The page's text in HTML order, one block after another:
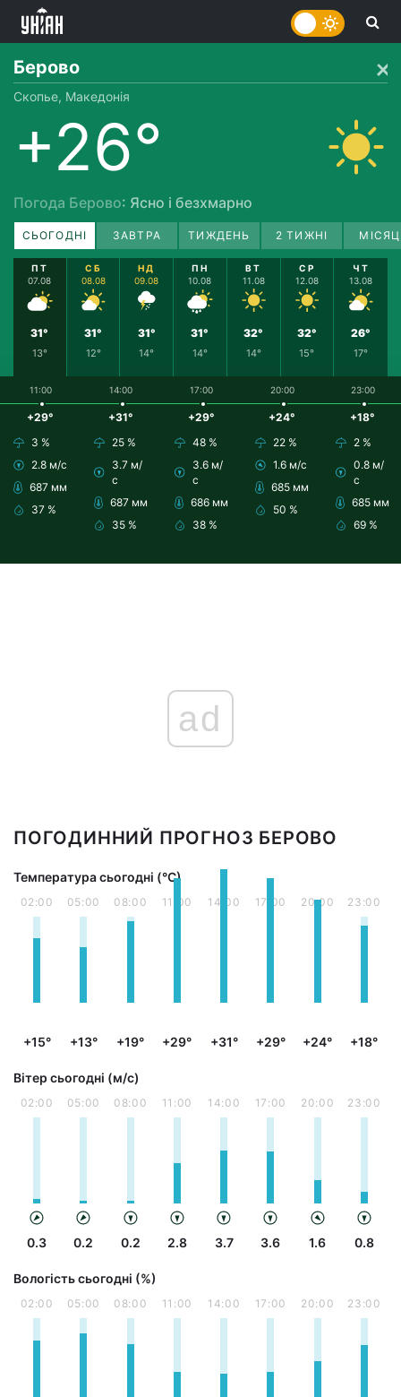
Берово
Скопье, Македонія
+26°
Погода Берово: Ясно і безхмарно
СЬОГОДНІ ЗАВТРА ТИЖДЕНЬ 2 ТИЖНІ
ПТ
07.08
31°
13°
СБ
08.08
31°
12°
НД
09.08
31°
14°
ПН
10.08
31°
14°
ВТ
11.08
32°
14°
СР
12.08
32°
15°
ЧТ
13.08
26°
17°
11:00
+29°
3 %
2.8 м/с
687 мм
37 %
14:00
+31°
25 %
3.7 м/
с
687 мм
35 %
17:00
+29°
48 %
3.6 м/
с
686 мм
38 %
20:00
+24°
22 %
1.6 м/с
685 мм
50 %
23:00
+18°
2 %
0.8 м/
с
685 мм
69 %
ad
ПОГОДИННИЙ ПРОГНОЗ БЕРОВО
Температура сьогодні (°С)
02:00
+15°
05:00
+13°
08:00
+19°
11:00
+29°
14:00
+31°
17:00
+29°
20:00
+24°
23:00
+18°
Вітер сьогодні (м/с)
02:00
0.3
05:00
0.2
08:00
0.2
11:00
2.8
14:00
3.7
17:00
3.6
20:00
1.6
23:00
0.8
Вологість сьогодні (%)
02:00 05:00 08:00 11:00 14:00 17:00 20:00 23:00